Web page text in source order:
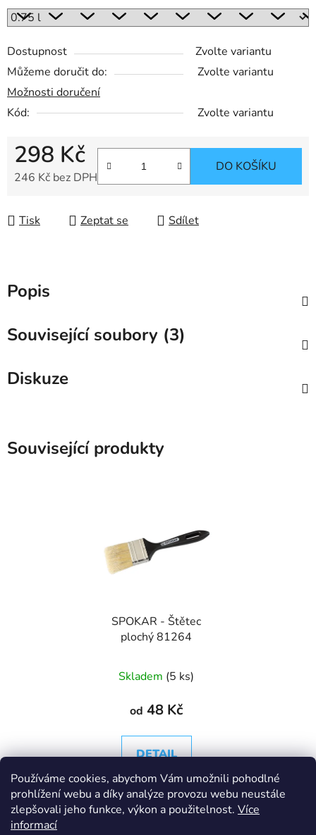
Používáme cookies, abychom Vám umožnili pohodlné
prohlížení webu a díky analýze provozu webu neustále
zlepšovali jeho funkce, výkon a použitelnost. Více
informací
Dostupnost
Zvolte variantu
Můžeme doručit do:
Zvolte variantu
Možnosti doručení
Kód:
Zvolte variantu
298 Kč
246 Kč bez DPH
DO KOŠÍKU
Tisk Zeptat se Sdílet
Popis
Související soubory (3)
Diskuze
Související produkty
SPOKAR - Štětec
plochý 81264
Skladem (5 ks)
od 48 Kč
DETAIL
Štětec s plastovým
držadlem a směsi štětin a